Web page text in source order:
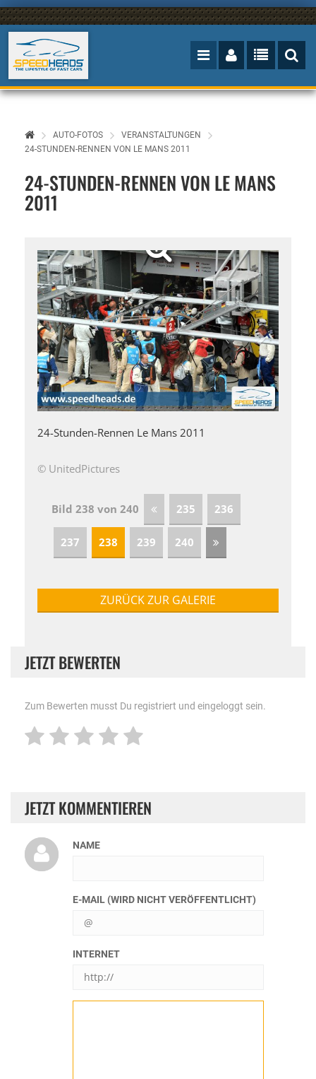
AUTO-FOTOS
VERANSTALTUNGEN
24-STUNDEN-RENNEN VON LE MANS 2011
24-STUNDEN-RENNEN VON LE MANS
2011
24-Stunden-Rennen Le Mans 2011
© UnitedPictures
Bild 238 von 240 235 236
237 238 239 240
ZURÜCK ZUR GALERIE
JETZT BEWERTEN
Zum Bewerten musst Du registriert und eingeloggt sein.
JETZT KOMMENTIEREN
NAME
E-MAIL (WIRD NICHT VERÖFFENTLICHT)
INTERNET